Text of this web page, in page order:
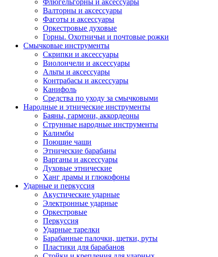
Флюгельгорны и аксессуары
Валторны и аксессуары
Фаготы и аксессуары
Оркестровые духовые
Горны. Охотничьи и почтовые рожки
Смычковые инструменты
Скрипки и аксессуары
Виолончели и аксессуары
Альты и аксессуары
Контрабасы и аксессуары
Канифоль
Средства по уходу за смычковыми
Народные и этнические инструменты
Баяны, гармони, аккордеоны
Струнные народные инструменты
Калимбы
Поющие чаши
Этнические барабаны
Варганы и аксессуары
Духовые этнические
Ханг драмы и глюкофоны
Ударные и перкуссия
Акустические ударные
Электронные ударные
Оркестровые
Перкуссия
Ударные тарелки
Барабанные палочки, щетки, руты
Пластики для барабанов